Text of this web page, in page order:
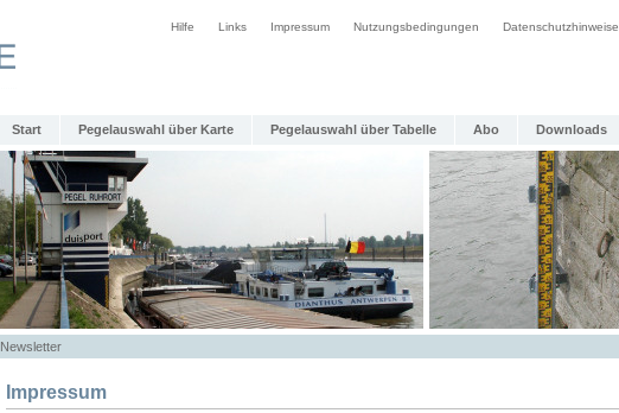
Hilfe Links Impressum Nutzungsbedingungen Datenschutzhinweise
Start Pegelauswahl über Karte Pegelauswahl über Tabelle Abo Downloads
Newsletter
Impressum